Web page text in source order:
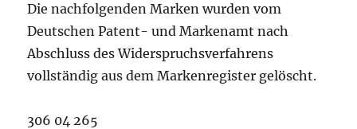
Die nachfolgenden Marken wurden vom
Deutschen Patent- und Markenamt nach
Abschluss des Widerspruchsverfahrens
vollständig aus dem Markenregister gelöscht.
306 04 265